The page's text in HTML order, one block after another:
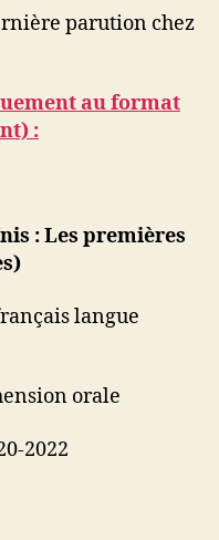
parution chez
au format
:
: Les premières
langue
orale
2022